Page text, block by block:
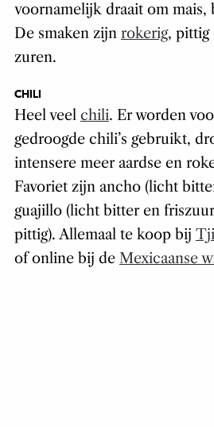
voornamelijk draait om mais,
De smaken zijn rokerig, pittig
zuren.
CHILI
Heel veel chili. Er worden
gedroogde chili’s gebruikt,
intensere meer aardse en
Favoriet zijn ancho (licht
guajillo (licht bitter en
pittig). Allemaal te koop bij
of online bij de Mexicaanse